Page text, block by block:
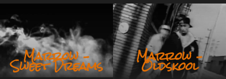
Marrow –
Sweet Dreams Marrow –
Oldskool